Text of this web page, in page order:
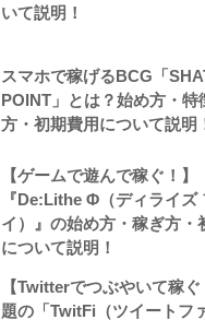
いて説明！
スマホで稼げるBCG「
POINT」とは？始め方・特
方・初期費用について説明
【ゲームで遊んで稼ぐ！】
『De:Lithe Φ（ディライズ
イ）』の始め方・稼ぎ方・
について説明！
【Twitterでつぶやいて稼
題の「TwitFi（ツイートフ